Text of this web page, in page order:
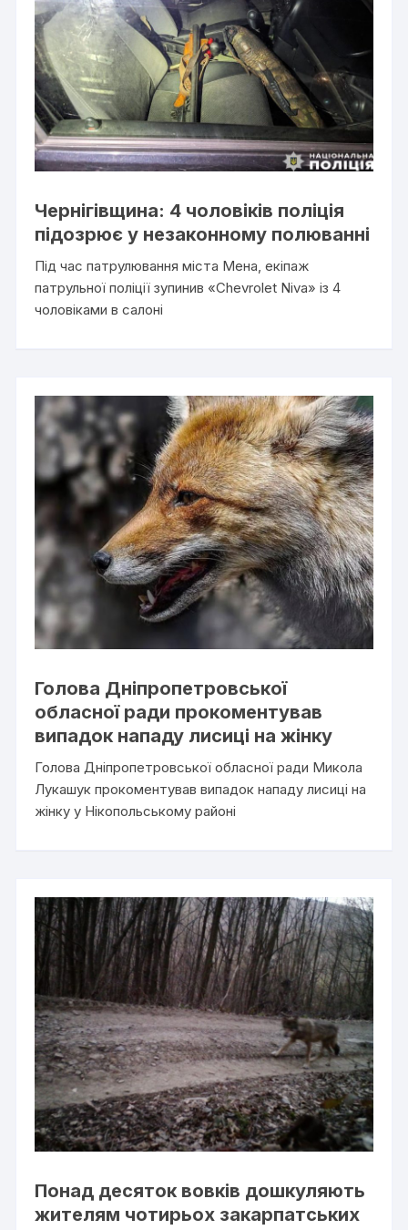
Чернігівщина: 4 чоловіків поліція
підозрює у незаконному полюванні
Під час патрулювання міста Мена, екіпаж
патрульної поліції зупинив «Chevrolet Niva» із 4
чоловіками в салоні
Голова Дніпропетровської
обласної ради прокоментував
випадок нападу лисиці на жінку
Голова Дніпропетровської обласної ради Микола
Лукашук прокоментував випадок нападу лисиці на
жінку у Нікопольському районі
Понад десяток вовків дошкуляють
жителям чотирьох закарпатських